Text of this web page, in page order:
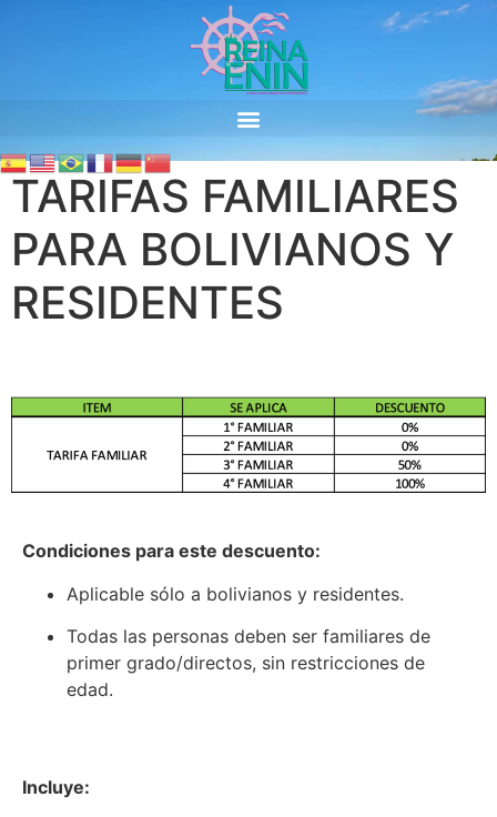
TARIFAS FAMILIARES
PARA BOLIVIANOS Y
RESIDENTES
Condiciones para este descuento:
Aplicable sólo a bolivianos y residentes.
Todas las personas deben ser familiares de
primer grado/directos, sin restricciones de
edad.
Incluye: